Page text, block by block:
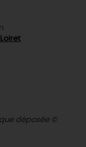
déposée ©